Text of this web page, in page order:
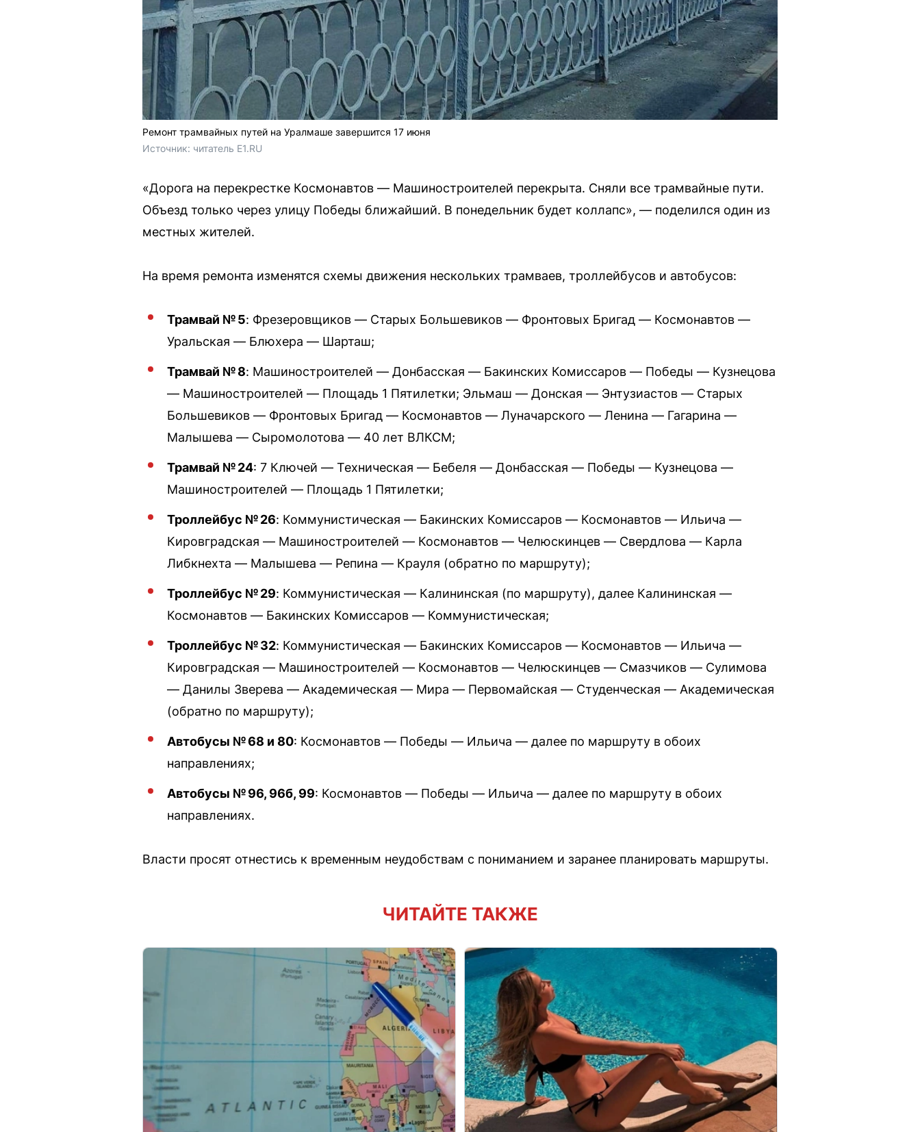
Ремонт трамвайных путей на Уралмаше завершится 17 июня
Источник: читатель E1.RU
«Дорога на перекрестке Космонавтов — Машиностроителей перекрыта. Сняли все трамвайные пути.
Объезд только через улицу Победы ближайший. В понедельник будет коллапс», — поделился один из
местных жителей.
На время ремонта изменятся схемы движения нескольких трамваев, троллейбусов и автобусов:
Трамвай № 5: Фрезеровщиков — Старых Большевиков — Фронтовых Бригад — Космонавтов —
Уральская — Блюхера — Шарташ;
Трамвай № 8: Машиностроителей — Донбасская — Бакинских Комиссаров — Победы — Кузнецова
— Машиностроителей — Площадь 1 Пятилетки; Эльмаш — Донская — Энтузиастов — Старых
Большевиков — Фронтовых Бригад — Космонавтов — Луначарского — Ленина — Гагарина —
Малышева — Сыромолотова — 40 лет ВЛКСМ;
Трамвай № 24: 7 Ключей — Техническая — Бебеля — Донбасская — Победы — Кузнецова —
Машиностроителей — Площадь 1 Пятилетки;
Троллейбус № 26: Коммунистическая — Бакинских Комиссаров — Космонавтов — Ильича —
Кировградская — Машиностроителей — Космонавтов — Челюскинцев — Свердлова — Карла
Либкнехта — Малышева — Репина — Крауля (обратно по маршруту);
Троллейбус № 29: Коммунистическая — Калининская (по маршруту), далее Калининская —
Космонавтов — Бакинских Комиссаров — Коммунистическая;
Троллейбус № 32: Коммунистическая — Бакинских Комиссаров — Космонавтов — Ильича —
Кировградская — Машиностроителей — Космонавтов — Челюскинцев — Смазчиков — Сулимова
— Данилы Зверева — Академическая — Мира — Первомайская — Студенческая — Академическая
(обратно по маршруту);
Автобусы № 68 и 80: Космонавтов — Победы — Ильича — далее по маршруту в обоих
направлениях;
Автобусы № 96, 96б, 99: Космонавтов — Победы — Ильича — далее по маршруту в обоих
направлениях.
Власти просят отнестись к временным неудобствам с пониманием и заранее планировать маршруты.
ЧИТАЙТЕ ТАКЖЕ